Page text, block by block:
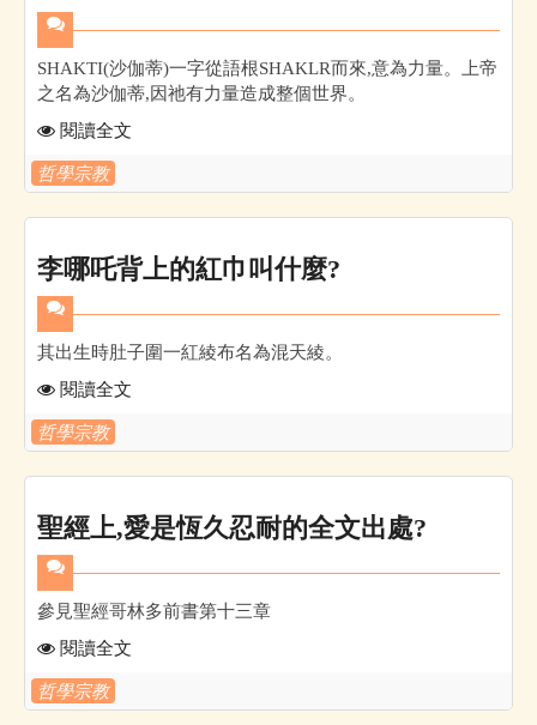
SHAKTI(沙伽蒂)一字從語根SHAKLR而來,意為力量。上帝
之名為沙伽蒂,因祂有力量造成整個世界。
閱讀全文
哲學宗教
李哪吒背上的紅巾叫什麼?
其出生時肚子圍一紅綾布名為混天綾。
閱讀全文
哲學宗教
聖經上,愛是恆久忍耐的全文出處?
參見聖經哥林多前書第十三章
閱讀全文
哲學宗教